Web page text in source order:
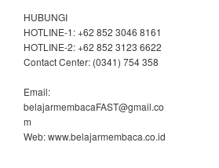
HUBUNGI
HOTLINE-1: +62 852 3046 8161
HOTLINE-2: +62 852 3123 6622
Contact Center: (0341) 754 358
Email:
belajarmembacaFAST@gmail.co
m
Web: www.belajarmembaca.co.id